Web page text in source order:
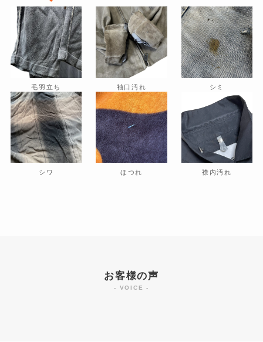
毛羽立ち 袖口汚れ シミ
シワ ほつれ 襟内汚れ
お客様の声
- VOICE -